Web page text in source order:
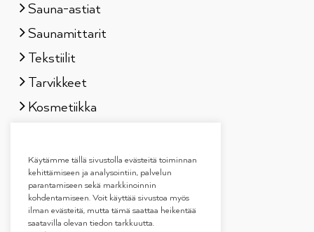
Sauna-astiat
Saunamittarit
Tekstiilit
Tarvikkeet
Kosmetiikka
Lahjapakkaukset
Käytämme tällä sivustolla evästeitä toiminnan
kehittämiseen ja analysointiin, palvelun
parantamiseen sekä markkinoinnin
kohdentamiseen. Voit käyttää sivustoa myös
ilman evästeitä, mutta tämä saattaa heikentää
saatavilla olevan tiedon tarkkuutta.